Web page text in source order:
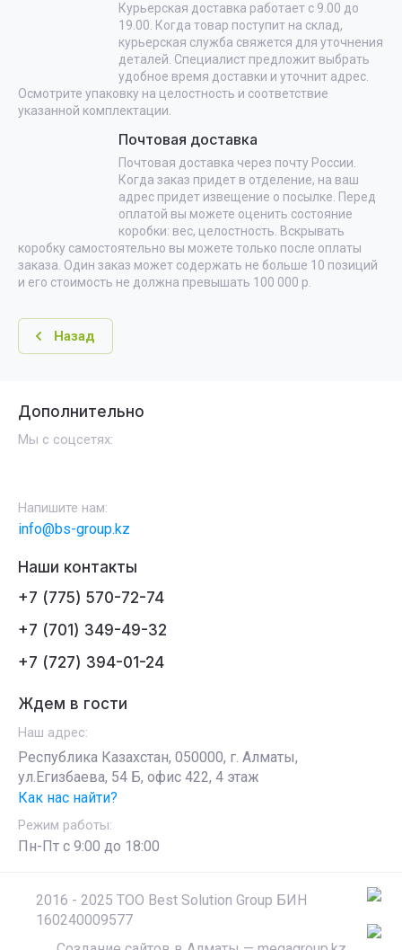
Курьерская доставка работает с 9.00 до
19.00. Когда товар поступит на склад,
курьерская служба свяжется для уточнения
деталей. Специалист предложит выбрать
удобное время доставки и уточнит адрес.
Осмотрите упаковку на целостность и соответствие
указанной комплектации.
Почтовая доставка
Почтовая доставка через почту России.
Когда заказ придет в отделение, на ваш
адрес придет извещение о посылке. Перед
оплатой вы можете оценить состояние
коробки: вес, целостность. Вскрывать
коробку самостоятельно вы можете только после оплаты
заказа. Один заказ может содержать не больше 10 позиций
и его стоимость не должна превышать 100 000 р.
Назад
Наши контакты
+7 (775) 570-72-74
+7 (701) 349-49-32
+7 (727) 394-01-24
Дополнительно
Мы с соцсетях:
Напишите нам:
info@bs-group.kz
Ждем в гости
Наш адрес:
Республика Казахстан, 050000, г. Алматы,
ул.Егизбаева, 54 Б, офис 422, 4 этаж
Как нас найти?
Режим работы:
Пн-Пт c 9:00 до 18:00
2016 - 2025 ТОО Best Solution Group БИН
160240009577